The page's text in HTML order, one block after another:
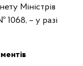
Міністрів
1068, – у разі